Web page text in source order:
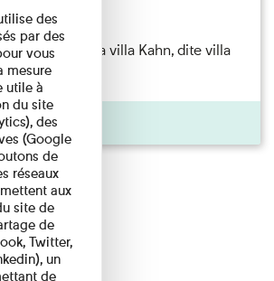
nord-est de la villa Kahn, dite villa
du ...
des
par des
vous
mesure
utile à
du site
des
(Google
de
réseaux
aux
site de
de
Twitter,
un
de